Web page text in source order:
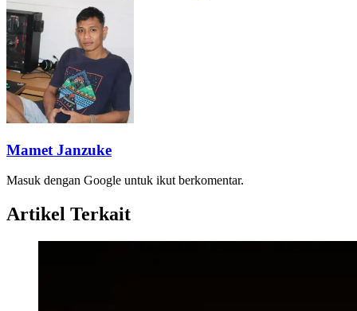
Mamet Janzuke
Masuk dengan Google untuk ikut berkomentar.
Artikel Terkait